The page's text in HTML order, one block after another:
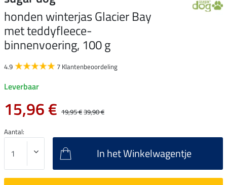
honden winterjas Glacier Bay
met teddyfleece-
binnenvoering, 100 g
4.9 7 Klantenbeoordeling
Leverbaar
15,96 € 19,95 €39,90 €
Aantal:
In het Winkelwagentje